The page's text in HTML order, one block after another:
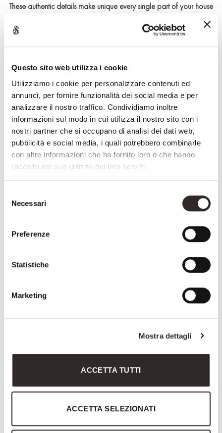
Questo sito web utilizza i cookie
Utilizziamo i cookie per personalizzare contenuti ed
annunci, per fornire funzionalità dei social media e per
analizzare il nostro traffico. Condividiamo inoltre
informazioni sul modo in cui utilizza il nostro sito con i
nostri partner che si occupano di analisi dei dati web,
pubblicità e social media, i quali potrebbero combinarle
con altre informazioni che ha fornito loro o che hanno
raccolto dal suo utilizzo dei loro servizi.
delNecessari
Preferenze
Statistiche
Marketing
Mostra dettagli
ACCETTA TUTTI
ACCETTA SELEZIONATI
These authentic details make unique every single part of your house
RICHIEDI INFORMAZIONI
RELATED PRODUCTS
1827
Sign up for the Newsletter
First